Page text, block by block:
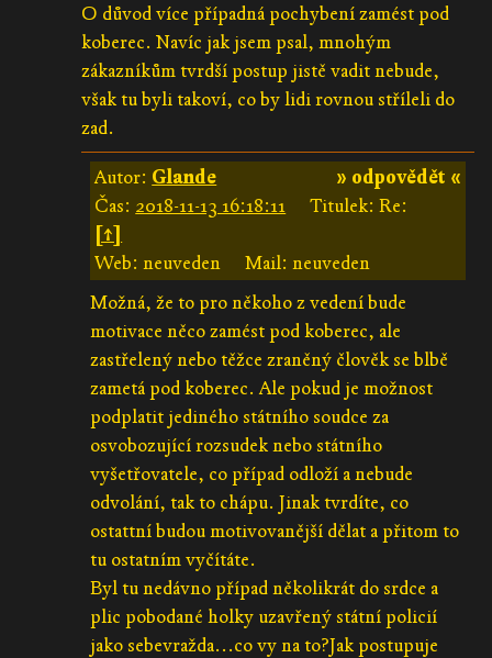
O důvod více případná pochybení zamést pod
koberec. Navíc jak jsem psal, mnohým
zákazníkům tvrdší postup jistě vadit nebude,
však tu byli takoví, co by lidi rovnou stříleli do
zad.
» odpovědět «
Autor: Glande
Čas: 2018-11-13 16:18:11
Titulek: Re:
[↑]
Web: neuveden
Mail: neuveden
Možná, že to pro někoho z vedení bude
motivace něco zamést pod koberec, ale
zastřelený nebo těžce zraněný člověk se blbě
zametá pod koberec. Ale pokud je možnost
podplatit jediného státního soudce za
osvobozující rozsudek nebo státního
vyšetřovatele, co případ odloží a nebude
odvolání, tak to chápu. Jinak tvrdíte, co
ostattní budou motivovanější dělat a přitom to
tu ostatním vyčítáte.
Byl tu nedávno případ několikrát do srdce a
plic pobodané holky uzavřený státní policií
jako sebevražda...co vy na to?Jak postupuje